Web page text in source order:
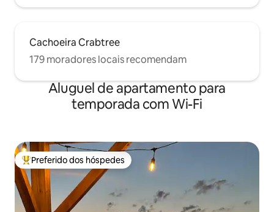
Cachoeira Crabtree
179 moradores locais recomendam
Aluguel de apartamento para
temporada com Wi-Fi
Entre os melhores preferidos dos hóspedes
Preferido dos hóspedes